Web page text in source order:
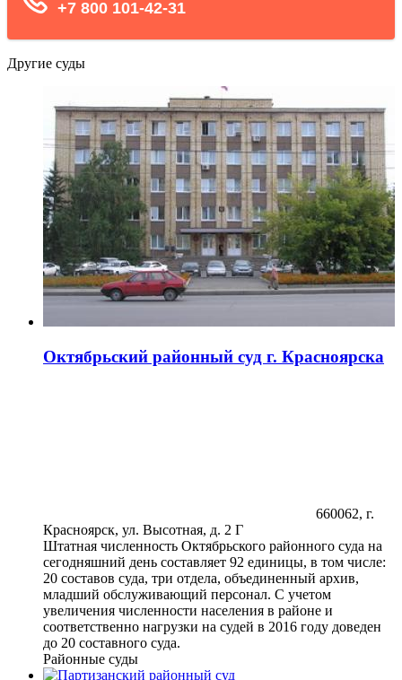
Другие суды
Октябрьский районный суд г. Красноярска
660062, г.
Красноярск, ул. Высотная, д. 2 Г
Штатная численность Октябрьского районного суда на
сегодняшний день составляет 92 единицы, в том числе:
20 составов суда, три отдела, объединенный архив,
младший обслуживающий персонал. С учетом
увеличения численности населения в районе и
соответственно нагрузки на судей в 2016 году доведен
до 20 составного суда.
Районные суды